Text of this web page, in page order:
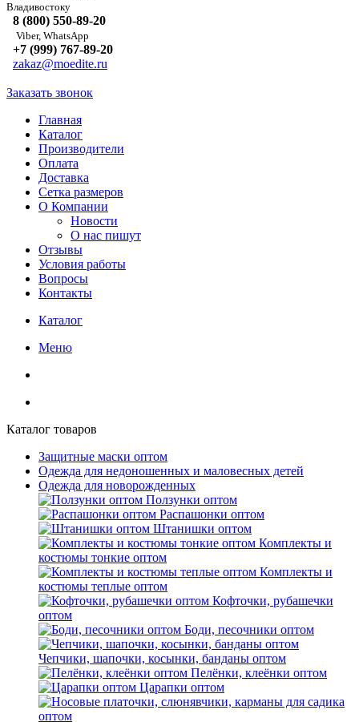
Владивостоку
8 (800) 550-89-20
Viber, WhatsApp
+7 (999) 767-89-20
zakaz@moedite.ru
Заказать звонок
Главная
Каталог
Производители
Оплата
Доставка
Сетка размеров
О Компании
Новости
О нас пишут
Отзывы
Условия работы
Вопросы
Контакты
Каталог
Меню
Каталог товаров
Защитные маски оптом
Одежда для недоношенных и маловесных детей
Одежда для новорожденных
Ползунки оптом
Распашонки оптом
Штанишки оптом
Комплекты и
костюмы тонкие оптом
Комплекты и
костюмы теплые оптом
Кофточки, рубашечки
оптом
Боди, песочники оптом
Чепчики, шапочки, косынки, банданы оптом
Пелёнки, клеёнки оптом
Царапки оптом